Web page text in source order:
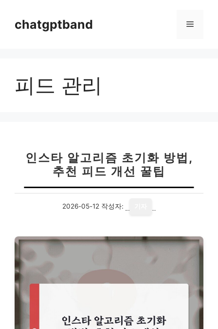
chatgptband 메
피드 관리
인스타 알고리즘 초기화 방법,
추천 피드 개선 꿀팁
2026-05-12 작성자: